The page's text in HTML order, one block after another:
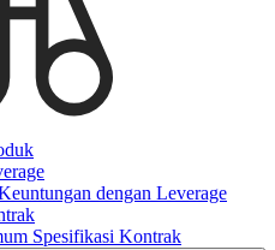
dengan Leverage
Spesifikasi Kontrak